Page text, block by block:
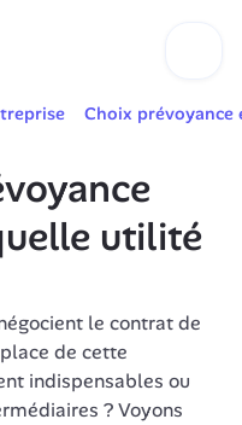
Choix prévoyance
utilité
le contrat de
de cette
indispensables ou
? Voyons